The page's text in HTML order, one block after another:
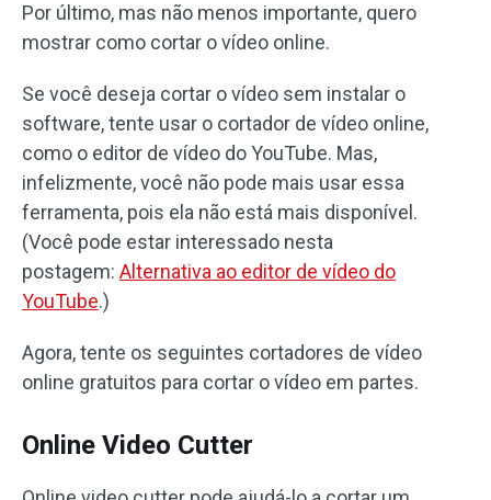
Por último, mas não menos importante, quero
mostrar como cortar o vídeo online.
Se você deseja cortar o vídeo sem instalar o
software, tente usar o cortador de vídeo online,
como o editor de vídeo do YouTube. Mas,
infelizmente, você não pode mais usar essa
ferramenta, pois ela não está mais disponível.
(Você pode estar interessado nesta
postagem: Alternativa ao editor de vídeo do
YouTube.)
Agora, tente os seguintes cortadores de vídeo
online gratuitos para cortar o vídeo em partes.
Online Video Cutter